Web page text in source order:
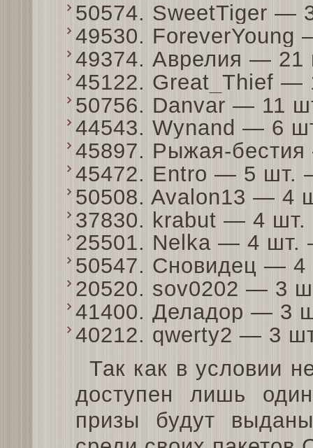
50574. SweetTiger —
49530.
49374. Аврелия —
45122. Great_Thief
50756. Danvar — 11
44543. Wynand — 6
45897. Рыжая-
45472. Entro — 5 шт.
50508. Avalon13 — 4
37830. krabut — 4
25501. Nelka — 4
50547. Сновидец —
20520. sov0202 — 3
41400. Деладор — 3
40212. qwerty2 — 3
Так как в условии
доступен лишь
призы будут